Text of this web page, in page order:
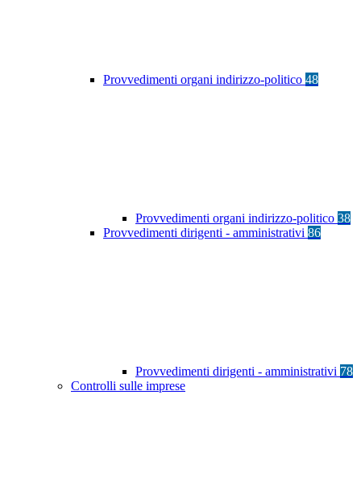
Provvedimenti organi indirizzo-politico 48
Provvedimenti organi indirizzo-politico 38
Provvedimenti dirigenti - amministrativi 86
Provvedimenti dirigenti - amministrativi 78
Controlli sulle imprese